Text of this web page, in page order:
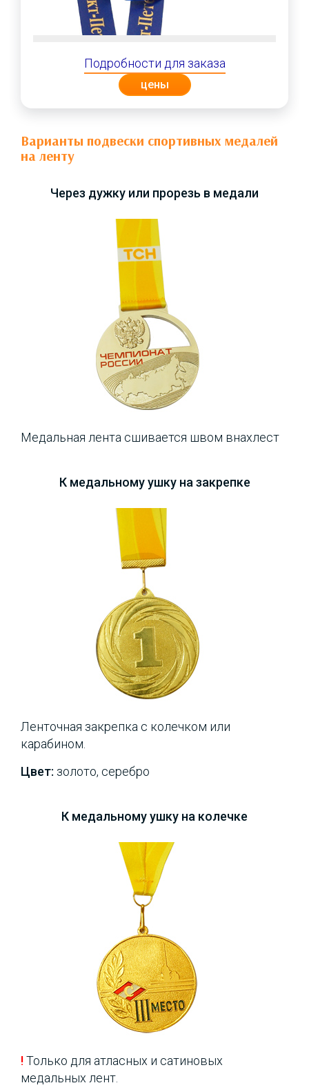
Подробности для заказа
цены
Варианты подвески спортивных медалей
на ленту
Через дужку или прорезь в медали
Медальная лента сшивается швом внахлест
К медальному ушку на закрепке
Ленточная закрепка с колечком или
карабином.
Цвет: золото, серебро
К медальному ушку на колечке
!Только для атласных и сатиновых
медальных лент.